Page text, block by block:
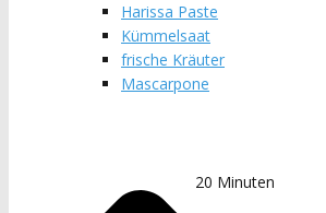
Harissa Paste
Kümmelsaat
frische Kräuter
Mascarpone
20 Minuten